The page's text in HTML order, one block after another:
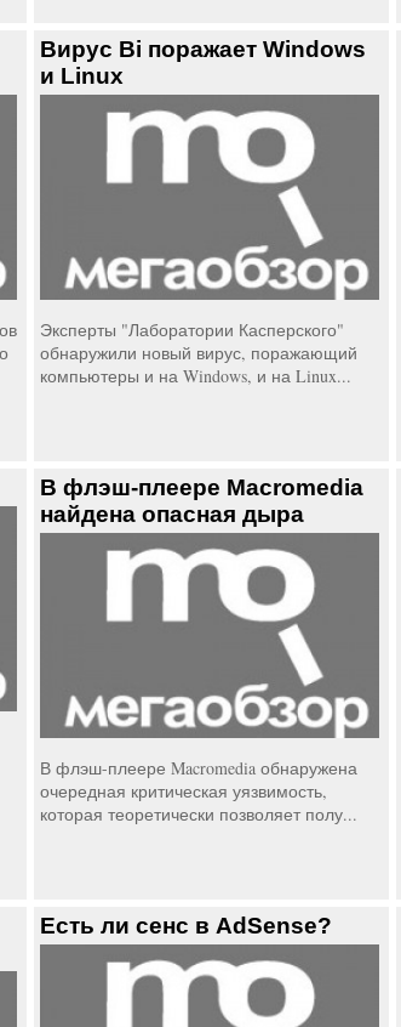
Вирус Bi поражает Windows
и Linux
Эксперты "Лаборатории Касперского"
обнаружили новый вирус, поражающий
компьютеры и на Windows, и на Linux...
В флэш-плеере Macromedia
найдена опасная дыра
В флэш-плеере Macromedia обнаружена
очередная критическая уязвимость,
которая теоретически позволяет полу...
Есть ли сенс в AdSense?